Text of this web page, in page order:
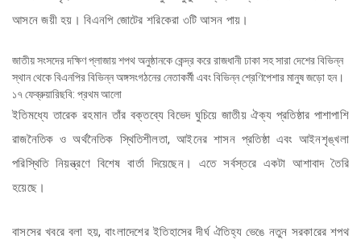
আসনে জয়ী হয়। বিএনপি জোটের শরিকেরা ৩টি আসন পায়।
জাতীয় সংসদের দক্ষিণ প্লাজায় শপথ অনুষ্ঠানকে কেন্দ্র করে রাজধানী ঢাকা সহ সারা দেশের বিভিন্ন
স্থান থেকে বিএনপির বিভিন্ন অঙ্গসংগঠনের নেতাকর্মী এবং বিভিন্ন শ্রেণিপেশার মানুষ জড়ো হন।
১৭ ফেব্রুয়ারিছবি: প্রথম আলো
ইতিমধ্যে তারেক রহমান তাঁর বক্তব্যে বিভেদ ঘুচিয়ে জাতীয় ঐক্য প্রতিষ্ঠার পাশাপাশি
রাজনৈতিক ও অর্থনৈতিক স্থিতিশীলতা, আইনের শাসন প্রতিষ্ঠা এবং আইনশৃঙ্খলা
পরিস্থিতি নিয়ন্ত্রণে বিশেষ বার্তা দিয়েছেন। এতে সর্বস্তরে একটা আশাবাদ তৈরি
হয়েছে।
বাসসের খবরে বলা হয়, বাংলাদেশের ইতিহাসের দীর্ঘ ঐতিহ্য ভেঙে নতুন সরকারের শপথ